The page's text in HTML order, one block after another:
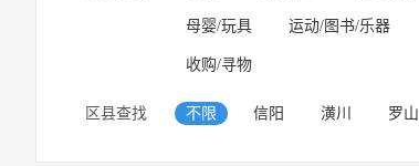
母婴/玩具 运动/图书/乐器
收购/寻物
区县查找 不限 信阳 潢川 罗山